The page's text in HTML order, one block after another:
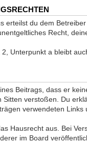
erteilst du dem
Recht,
Unterpunkt a bleibt
Beitrags, dass er
verstoßen. Du
verwendeten Links
Hausrecht aus. Bei
im Board